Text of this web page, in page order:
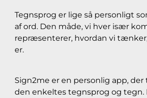
Tegnsprog er lige så personligt
af ord. Den måde, vi hver især
repræsenterer, hvordan vi
er.
Sign2me er en personlig app, der
den enkeltes tegnsprog og tegn.